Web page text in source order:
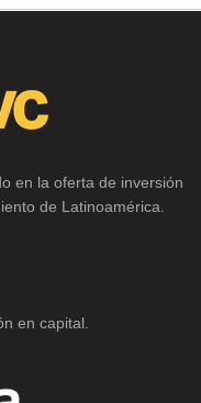
en la oferta de inversión
de Latinoamérica.
en capital.